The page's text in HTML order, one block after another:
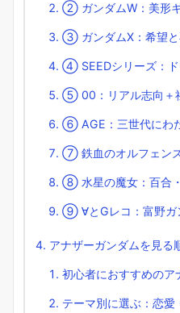
② ガンダムW：美形
③ ガンダムX：希望と
④ SEEDシリーズ：ド
⑤ 00：リアル志向＋
⑥ AGE：三世代にわ
⑦ 鉄血のオルフェン
⑧ 水星の魔女：百合
⑨ ∀とGレコ：富野ガ
アナザーガンダムを見る
初心者におすすめのア
テーマ別に選ぶ：恋